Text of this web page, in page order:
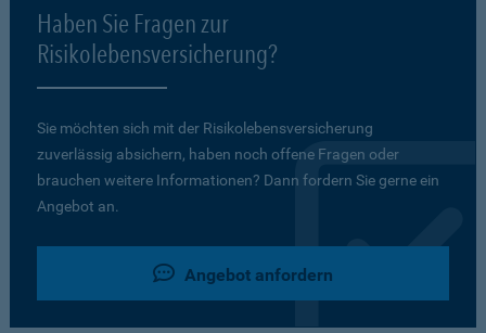
Haben Sie Fragen zur
Risikolebensversicherung?
Sie möchten sich mit der Risikolebensversicherung
zuverlässig absichern, haben noch offene Fragen oder
brauchen weitere Informationen? Dann fordern Sie gerne ein
Angebot an.
Angebot anfordern